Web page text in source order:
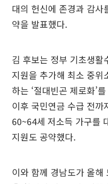
대의 헌신에 존경과 감사
약을 발표했다.
김 후보는 정부 기초생활
지원을 추가해 최소 중
하는 ‘절대빈곤 제로화’
이후 국민연금 수급 전까
60~64세 저소득 가구를
지원도 공약했다.
이와 함께 경남도가 올해